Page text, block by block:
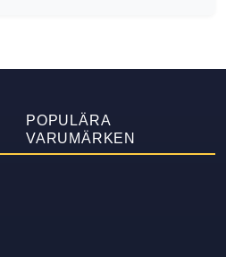
POPULÄRA
VARUMÄRKEN